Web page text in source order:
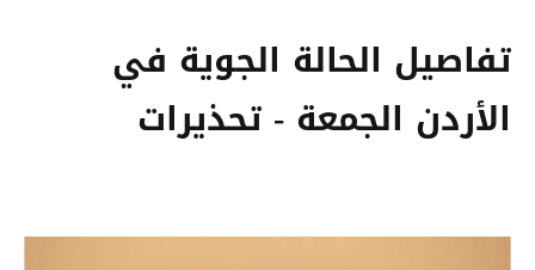
تفاصيل الحالة الجوية في
الأردن الجمعة - تحذيرات